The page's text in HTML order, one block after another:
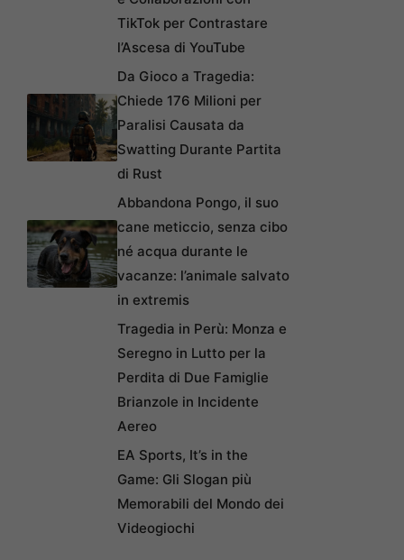
TikTok per Contrastare
l’Ascesa di YouTube
Da Gioco a Tragedia:
Chiede 176 Milioni per
Paralisi Causata da
Swatting Durante Partita
di Rust
Abbandona Pongo, il suo
cane meticcio, senza cibo
né acqua durante le
vacanze: l’animale salvato
in extremis
Tragedia in Perù: Monza e
Seregno in Lutto per la
Perdita di Due Famiglie
Brianzole in Incidente
Aereo
EA Sports, It’s in the
Game: Gli Slogan più
Memorabili del Mondo dei
Videogiochi